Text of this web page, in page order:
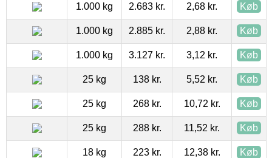
1.000 kg 2.683 kr. 2,68 kr. Køb
1.000 kg 2.885 kr. 2,88 kr. Køb
1.000 kg 3.127 kr. 3,12 kr. Køb
25 kg 138 kr. 5,52 kr. Køb
25 kg 268 kr. 10,72 kr. Køb
25 kg 288 kr. 11,52 kr. Køb
18 kg 223 kr. 12,38 kr. Køb